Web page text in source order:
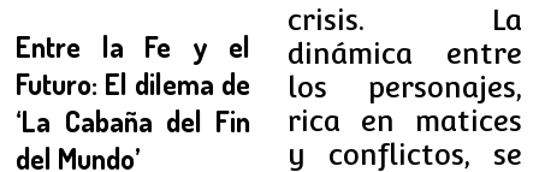
Entre la Fe y el
Futuro: El dilema de
‘La Cabaña del Fin
del Mundo’
crisis. La
dinámica entre
los personajes,
rica en matices
y conflictos, se